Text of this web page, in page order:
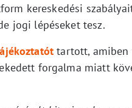
kereskedési
jogi lépéseket tesz.
tartott, amiben
forgalma miatt